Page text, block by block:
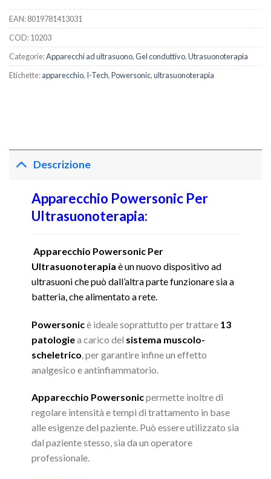
EAN:8019781413031
COD:10203
Categorie:Apparecchi ad ultrasuono,Gel conduttivo,Utrasuonoterapia
Etichette:apparecchio, I-Tech,Powersonic,ultrasuonoterapia
Descrizione
Apparecchio Powersonic Per
Ultrasuonoterapia:
Apparecchio Powersonic Per
Ultrasuonoterapia è un nuovo dispositivo ad
ultrasuoni che può dall’altra parte funzionare sia a
batteria, che alimentato a rete.
Powersonicè ideale soprattutto per trattare 13
patologiea carico del sistema muscolo-
scheletrico , per garantire infine un effetto
analgesico e antinfiammatorio.
Apparecchio Powersonicpermette inoltre di
regolare intensità e tempi di trattamento in base
alle esigenze del paziente. Può essere utilizzato sia
dal paziente stesso, sia da un operatore
professionale.